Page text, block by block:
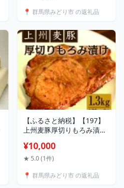
📍 群馬県みどり市 の返礼品
【ふるさと納税】【197】
上州麦豚厚切りもろみ漬け
¥10,000
★ 5.0 (1件)
📍 群馬県みどり市 の返礼品